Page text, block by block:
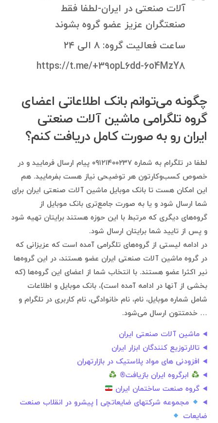
آلات صنعتی در ایران-لطفا فقط
صنعتگران عزیز عضو گروه بشوند
ساعت فعالیت گروه: ۸ الی ۲۴
https://t.me/+39opL6dd-6o4MzY8
چگونه می‌توانم بانک اطلاعاتی اعضای
گروه تلگرامی ماشین آلات صنعتی
ایران رو به صورت کامل دریافت کنم؟
لطفا در تلگرام به شماره ۰۹۱۲۱۴۰۰۲۳۷ پیام ارسال فرمایید و در
خصوص کسب‌وکارتون هر توضیحی نیاز هست بفرمایید. هم
این امکان هست تا بانک موبایل ماشین آلات صنعتی ایران برای
شما ارسال شود و یا به صورت جامع‌تری بانک موبایل از
گروه‌های دیگری که مرتبط با این حوزه هستند برایتان تهیه شود
و پس از تایید شما برایتان ارسال شود.
در ادامه لیستی از گروه‌های تلگرامی آمده است که عزیزانی که
در گروه ماشین آلات صنعتی ایران عضو هستند، در این گروه‌ها
نیر اکثرا عضو هستند. با انتخاب شما از اعضای این گروه‌ها (که
بخشی از آنها در ادامه آمده است)، بانک موبایل و اطلاعات
شامل شماره موبایل، نام، نام خانوادگی، نام کاربری در تلگرام و
… خدمتتون ارسال می‌شود.
ماشین آلات صنعتی ایران
تالارتوزیع کنندگان ابزار ایران
افزودنی های مواد پلاستیک در بازارتهران
ابرگروه ایران بازیافت®
گروه صنعت ساختمان ایران
مجموعه شرکتهای ضایعاتچی | پیشرو در انقلاب صنعت
ضایعات